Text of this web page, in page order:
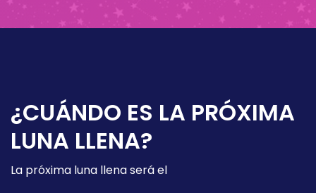
¿CUÁNDO ES LA PRÓXIMA
LUNA LLENA?
La próxima luna llena será el